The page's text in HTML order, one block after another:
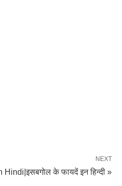
NEXT
के फायदें इन हिन्दी »